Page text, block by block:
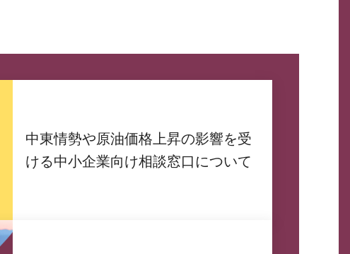
中東情勢や原油価格上昇の影響を受
ける中小企業向け相談窓口について